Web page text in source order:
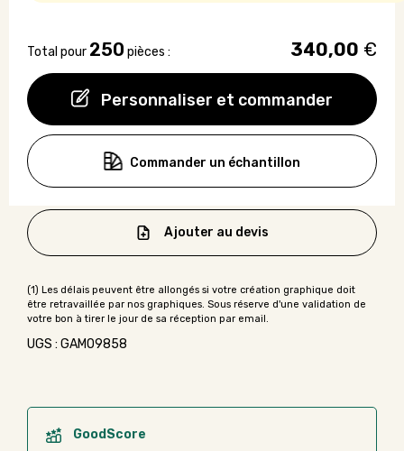
Personnaliser et commander
Total pour 250 pièces : 340,00 €
Commander un échantillon
Ajouter au devis
UGS : GAMO9858
GoodScore